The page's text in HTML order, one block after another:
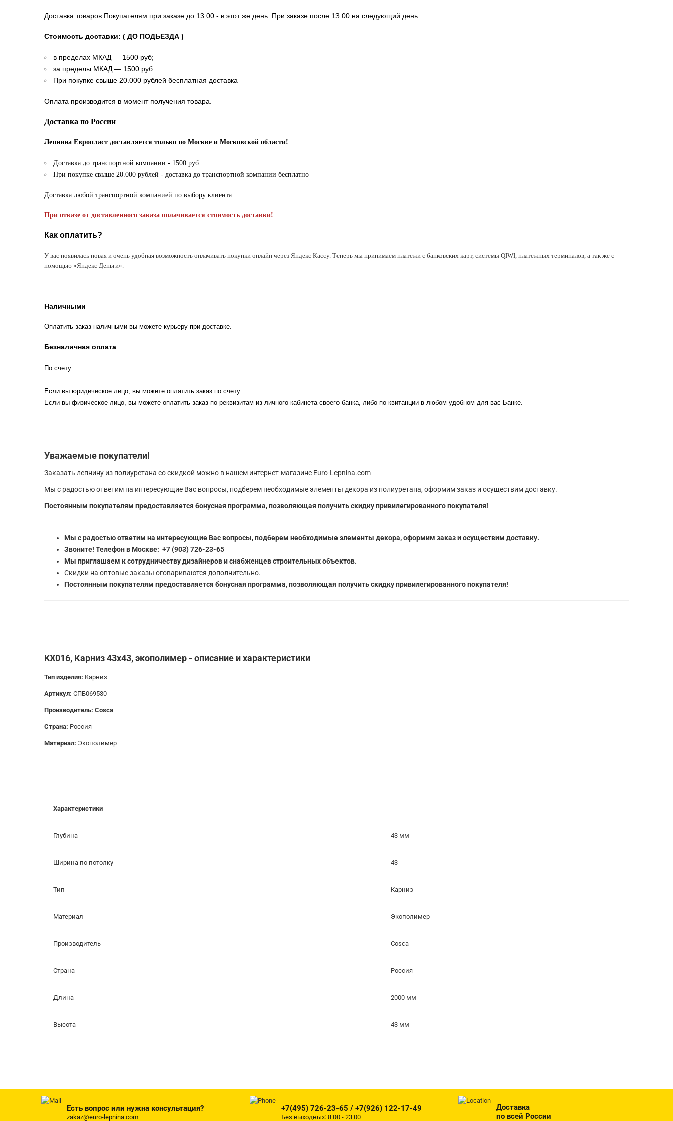
Доставка товаров Покупателям при заказе до 13:00 - в этот же день. При заказе после 13:00 на следующий день
Стоимость доставки: ( ДО ПОДЬЕЗДА )
в пределах МКАД — 1500 руб;
за пределы МКАД — 1500 руб.
При покупке свыше 20.000 рублей бесплатная доставка
Оплата производится в момент получения товара.
Доставка по России
Лепнина Европласт доставляется только по Москве и Московской области!
Доставка до транспортной компании - 1500 руб
При покупке свыше 20.000 рублей - доставка до транспортной компании бесплатно
Доставка любой транспортной компанией по выбору клиента.
При отказе от доставленного заказа оплачивается стоимость доставки!
Как оплатить?
У вас появилась новая и очень удобная возможность оплачивать покупки онлайн через Яндекс Кассу. Теперь мы принимаем платежи с банковских карт, системы QIWI, платежных терминалов, а так же с
помощью «Яндекс Деньги».
Наличными
Оплатить заказ наличными вы можете курьеру при доставке.
Безналичная оплата
По счету
Если вы юридическое лицо, вы можете оплатить заказ по счету.
Если вы физическое лицо, вы можете оплатить заказ по реквизитам из личного кабинета своего банка, либо по квитанции в любом удобном для вас Банке.
Уважаемые покупатели!
Заказать лепнину из полиуретана со скидкой можно в нашем интернет-магазине Euro-Lepnina.com
Мы с радостью ответим на интересующие Вас вопросы, подберем необходимые элементы декора из полиуретана, оформим заказ и осуществим доставку.
Постоянным покупателям предоставляется бонусная программа, позволяющая получить скидку привилегированного покупателя!
Мы с радостью ответим на интересующие Вас вопросы, подберем необходимые элементы декора, оформим заказ и осуществим доставку.
Звоните! Телефон в Москве: +7 (903) 726-23-65
Мы приглашаем к сотрудничеству дизайнеров и снабженцев строительных объектов.
Скидки на оптовые заказы оговариваются дополнительно.
Постоянным покупателям предоставляется бонусная программа, позволяющая получить скидку привилегированного покупателя!
KX016, Карниз 43х43, экополимер - описание и характеристики
Тип изделия: Карниз
Артикул: СПБ069530
Производитель: Cosca
Страна: Россия
Материал: Экополимер
Характеристики
Глубина 43 мм
Ширина по потолку 43
Тип Карниз
Материал Экополимер
Производитель Cosca
Страна Россия
Длина 2000 мм
Высота 43 мм
Есть вопрос или нужна консультация?
zakaz@euro-lepnina.com
+7(495) 726-23-65 / +7(926) 122-17-49
Без выходных: 8:00 - 23:00
Доставка
по всей России